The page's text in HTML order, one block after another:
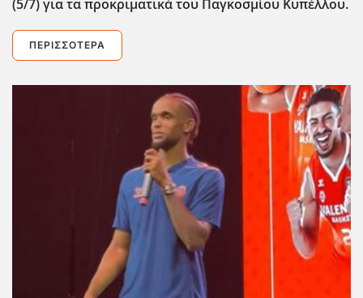
(5/7) για τα προκριματικά του Παγκοσμίου Κυπέλλου.
ΠΕΡΙΣΣΌΤΕΡΑ